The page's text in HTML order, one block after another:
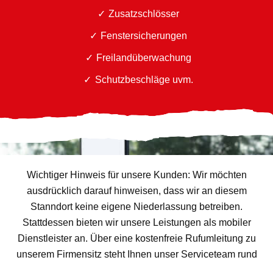
Zusatzschlösser
Fenstersicherungen
Freilandüberwachung
Schutzbeschläge uvm.
Wichtiger Hinweis für unsere Kunden: Wir möchten
ausdrücklich darauf hinweisen, dass wir an diesem
Stanndort keine eigene Niederlassung betreiben.
Stattdessen bieten wir unsere Leistungen als mobiler
Dienstleister an. Über eine kostenfreie Rufumleitung zu
unserem Firmensitz steht Ihnen unser Serviceteam rund